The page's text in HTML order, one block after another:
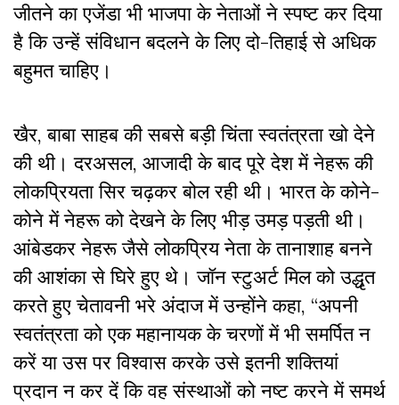
जीतने का एजेंडा भी भाजपा के नेताओं ने स्पष्ट कर दिया
है कि उन्हें संविधान बदलने के लिए दो-तिहाई से अधिक
बहुमत चाहिए।
खैर, बाबा साहब की सबसे बड़ी चिंता स्वतंत्रता खो देने
की थी। दरअसल, आजादी के बाद पूरे देश में नेहरू की
लोकप्रियता सिर चढ़कर बोल रही थी। भारत के कोने-
कोने में नेहरू को देखने के लिए भीड़ उमड़ पड़ती थी।
आंबेडकर नेहरू जैसे लोकप्रिय नेता के तानाशाह बनने
की आशंका से घिरे हुए थे। जॉन स्टुअर्ट मिल को उद्धृत
करते हुए चेतावनी भरे अंदाज में उन्होंने कहा, “अपनी
स्वतंत्रता को एक महानायक के चरणों में भी समर्पित न
करें या उस पर विश्वास करके उसे इतनी शक्तियां
प्रदान न कर दें कि वह संस्थाओं को नष्ट करने में समर्थ